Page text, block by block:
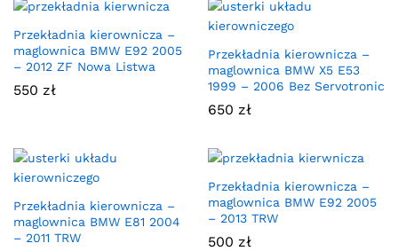
Przekładnia kierownicza –
maglownica BMW E92 2005
– 2012 ZF Nowa Listwa
550 zł
Przekładnia kierownicza –
maglownica BMW X5 E53
1999 – 2006 Bez Servotronic
650 zł
Przekładnia kierownicza –
maglownica BMW E81 2004
– 2011 TRW
Przekładnia kierownicza –
maglownica BMW E92 2005
– 2013 TRW
500 zł